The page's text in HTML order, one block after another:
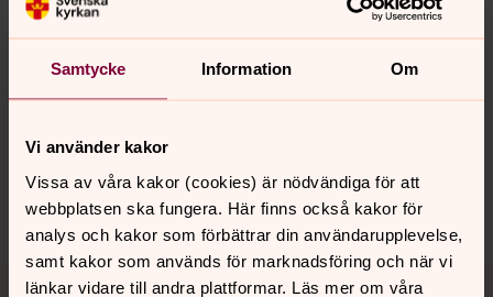
Samtycke Information Om
Vi använder kakor
Vissa av våra kakor (cookies) är nödvändiga för att
webbplatsen ska fungera. Här finns också kakor för
analys och kakor som förbättrar din användarupplevelse,
samt kakor som används för marknadsföring och när vi
länkar vidare till andra plattformar. Läs mer om våra
Senast ändrad 30 september 2025
Synpunkter eller frågor på sidans
innehåll?
Tillbaka till toppen
Tillbaka till innehållet